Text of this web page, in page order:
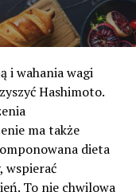
i wahania wagi
Hashimoto.
ma także
dieta
wspierać
To nie chwilowa